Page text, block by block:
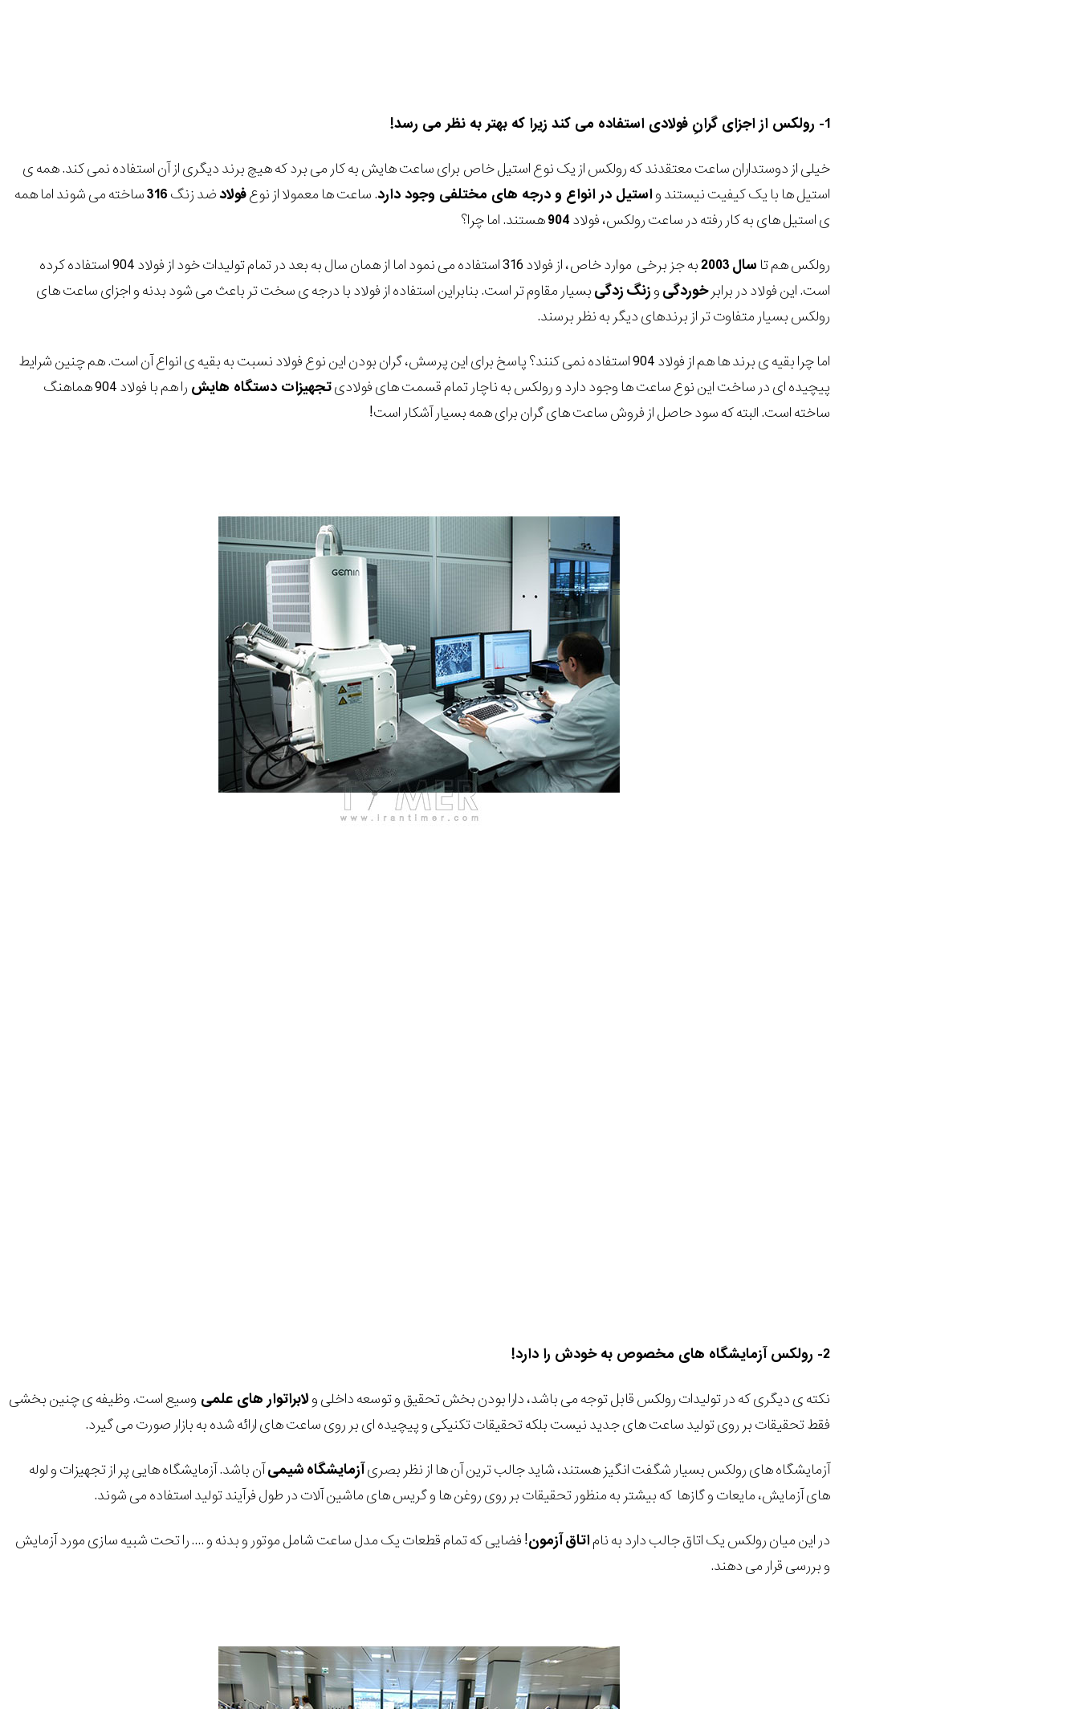
1- رولکس از اجزای گرانِ فولادی استفاده می کند زیرا که بهتر به نظر می رسد!
خیلی از دوستداران ساعت معتقدند که رولکس از یک نوع استیل خاص برای ساعت هایش به کار می برد که هیچ برند دیگری از آن استفاده نمی کند. همه ی
استیل ها با یک کیفیت نیستند واستیل در انواع و درجه های مختلفی وجود دارد. ساعت ها معمولا از نوعفولادضد زنگ316ساخته می شوند اما همه
ی استیل های به کار رفته در ساعت رولکس، فولاد904هستند. اما چرا؟
رولکس هم تاسال2003
به جز برخی موارد خاص، از فولاد 316 استفاده می نمود اما از همان سال به بعد در تمام تولیدات خود از فولاد 904 استفاده کرده
است. این فولاد در برابرخوردگیوزنگزدگیبسیار مقاوم تر است. بنابراین استفاده از فولاد با درجه ی سخت تر باعث می شود بدنه و اجزای ساعت های
رولکس بسیار متفاوت تر از برندهای دیگر به نظر برسند.
اما چرا بقیه ی برند ها هم از فولاد 904 استفاده نمی کنند؟ پاسخ برای این پرسش، گران بودن این نوع فولاد نسبت به بقیه ی انواع آن است. هم چنین شرایط
پیچیده ای در ساخت این نوع ساعت ها وجود دارد و رولکس به ناچار تمام قسمت های فولادیتجهیزات دستگاه هایش
را هم با فولاد 904 هماهنگ
ساخته است. البته که سود حاصل از فروش ساعت های گران برای همه بسیار آشکار است!
2- رولکس آزمایشگاه های مخصوص به خودش را دارد!
نکته ی دیگری که در تولیدات رولکس قابل توجه می باشد، دارا بودن بخش تحقیق و توسعه داخلی ولابراتوار های علمی وسیع است. وظیفه ی چنین بخشی
فقط تحقیقات بر روی تولید ساعت های جدید نیست بلکه تحقیقات تکنیکی و پیچیده ای بر روی ساعت های ارائه شده به بازار صورت می گیرد.
آزمایشگاه های رولکس بسیار شگفت انگیز هستند، شاید جالب ترین آن ها از نظر بصریآزمایشگاهشیمیآن باشد. آزمایشگاه هایی پر از تجهیزات و لوله
های آزمایش، مایعات و گازها که بیشتر به منظور تحقیقات بر روی روغن ها و گریس های ماشین آلات در طول فرآیند تولید استفاده می شوند.
در این میان رولکس یک اتاق جالب دارد به ناماتاقآزمون! فضایی که تمام قطعات یک مدل ساعت شامل موتور و بدنه و .... را تحت شبیه سازی مورد آزمایش
و بررسی قرار می دهند.